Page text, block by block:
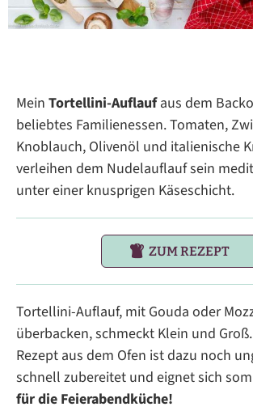
Mein Tortellini-Auflaufaus dem
beliebtes Familienessen. Tomaten,
Knoblauch, Olivenöl und italienische
verleihen dem Nudelauflauf sein
unter einer knusprigen Käseschicht.
ZUM REZEPT
Tortellini-Auflauf, mit Gouda oder
überbacken, schmeckt Klein und
Rezept aus dem Ofen ist dazu noch
schnell zubereitet und eignet sich
für die Feierabendküche!